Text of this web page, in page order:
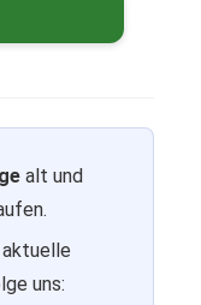
alt und
uns: